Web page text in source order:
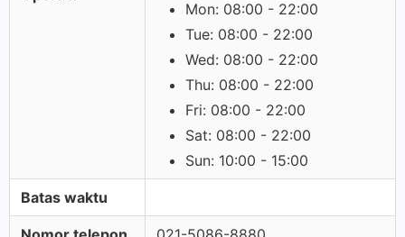
Mon: 08:00 - 22:00
Tue: 08:00 - 22:00
Wed: 08:00 - 22:00
Thu: 08:00 - 22:00
Fri: 08:00 - 22:00
Sat: 08:00 - 22:00
Sun: 10:00 - 15:00
Batas waktu